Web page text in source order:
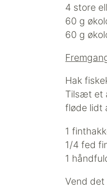
4 store
60 g
60 g
Hak
Tilsæt et
fløde lidt
1
1/4 fed
1
Vend det